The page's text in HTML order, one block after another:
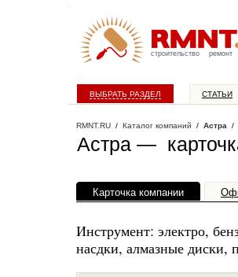
строительство ремонт
ВЫБРАТЬ РАЗДЕЛ СТАТЬИ
RMNT.RU / Каталог компаний / Астра /
Астра —
Карточка компании
Инструмент: электро,
насдки, алмазные диски,